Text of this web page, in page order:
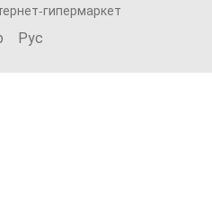
гипермаркет
Рус